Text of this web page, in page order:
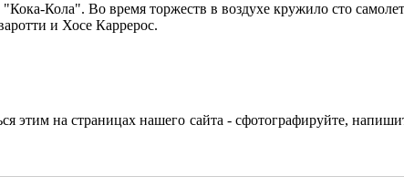
Кола". Во время торжеств в воздухе кружило сто
и Хосе Каррерос.
этим на страницах нашего сайта - сфотографируйте,